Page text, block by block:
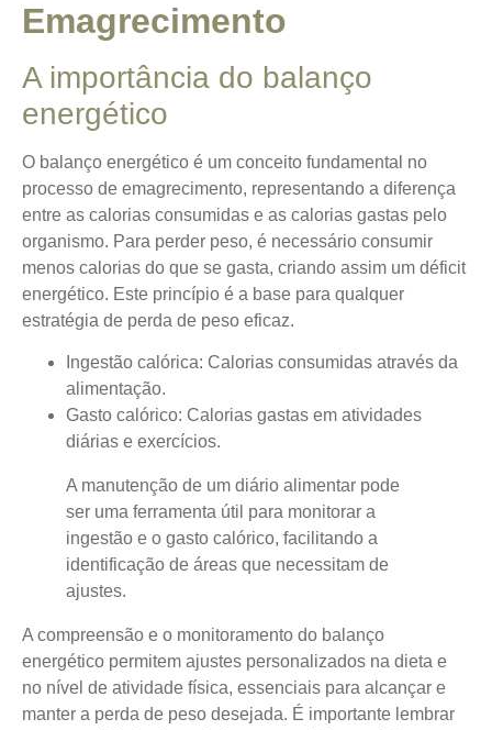
Emagrecimento
A importância do balanço
energético
O balanço energético é um conceito fundamental no
processo de emagrecimento, representando a diferença
entre as calorias consumidas e as calorias gastas pelo
organismo. Para perder peso, é necessário consumir
menos calorias do que se gasta, criando assim um déficit
energético. Este princípio é a base para qualquer
estratégia de perda de peso eficaz.
Ingestão calórica: Calorias consumidas através da
alimentação.
Gasto calórico: Calorias gastas em atividades
diárias e exercícios.
A manutenção de um diário alimentar pode
ser uma ferramenta útil para monitorar a
ingestão e o gasto calórico, facilitando a
identificação de áreas que necessitam de
ajustes.
A compreensão e o monitoramento do balanço
energético permitem ajustes personalizados na dieta e
no nível de atividade física, essenciais para alcançar e
manter a perda de peso desejada. É importante lembrar